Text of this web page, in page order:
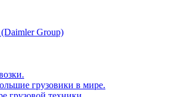
Group)
грузовики в мире.